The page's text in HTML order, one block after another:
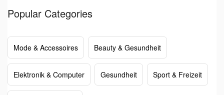
Popular Categories
Mode & Accessoires Beauty & Gesundheit
Elektronik & Computer Gesundheit Sport & Freizeit